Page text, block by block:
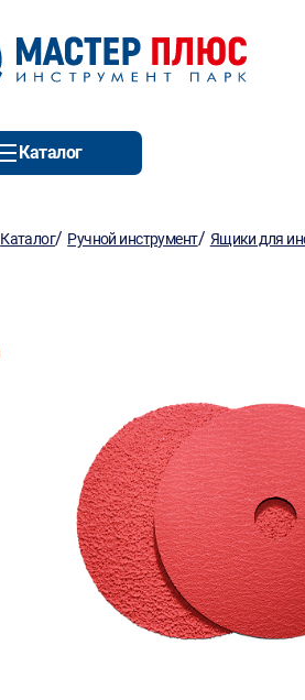
Каталог
Каталог/ Ручной инструмент/ Ящики для